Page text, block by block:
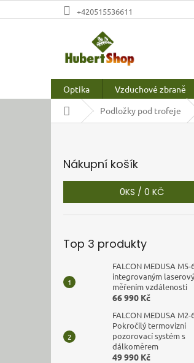
na
+420515536611
Optika Vzduchové zbraně
Domů
Podložky pod trofeje
Nákupní košík
0KS / 0 KČ
Top 3 produkty
FALCON MEDUSA M5-
integrovaným
měřením vzdálenosti
66 990 Kč
FALCON MEDUSA M2-
Pokročilý termovizní
pozorovací systém s
dálkoměrem
49 990 Kč